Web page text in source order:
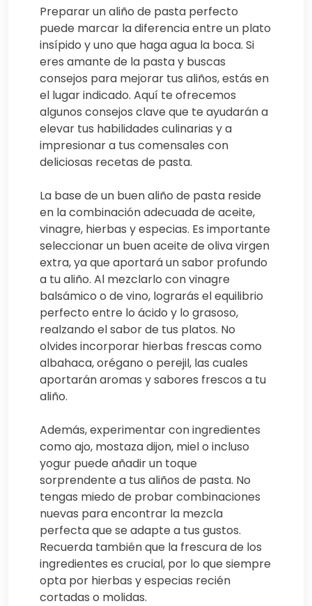
Preparar un aliño de pasta perfecto
puede marcar la diferencia entre un plato
insípido y uno que haga agua la boca. Si
eres amante de la pasta y buscas
consejos para mejorar tus aliños, estás en
el lugar indicado. Aquí te ofrecemos
algunos consejos clave que te ayudarán a
elevar tus habilidades culinarias y a
impresionar a tus comensales con
deliciosas recetas de pasta.
La base de un buen aliño de pasta reside
en la combinación adecuada de aceite,
vinagre, hierbas y especias. Es importante
seleccionar un buen aceite de oliva virgen
extra, ya que aportará un sabor profundo
a tu aliño. Al mezclarlo con vinagre
balsámico o de vino, lograrás el equilibrio
perfecto entre lo ácido y lo grasoso,
realzando el sabor de tus platos. No
olvides incorporar hierbas frescas como
albahaca, orégano o perejil, las cuales
aportarán aromas y sabores frescos a tu
aliño.
Además, experimentar con ingredientes
como ajo, mostaza dijon, miel o incluso
yogur puede añadir un toque
sorprendente a tus aliños de pasta. No
tengas miedo de probar combinaciones
nuevas para encontrar la mezcla
perfecta que se adapte a tus gustos.
Recuerda también que la frescura de los
ingredientes es crucial, por lo que siempre
opta por hierbas y especias recién
cortadas o molidas.